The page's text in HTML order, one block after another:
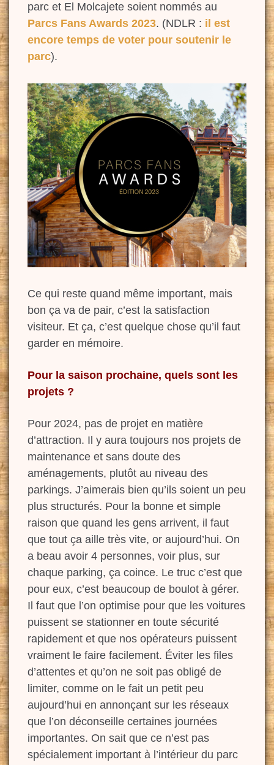
parc et El Molcajete soient nommés au
Parcs Fans Awards 2023. (NDLR : il est
encore temps de voter pour soutenir le
parc).
Ce qui reste quand même important, mais
bon ça va de pair, c’est la satisfaction
visiteur. Et ça, c’est quelque chose qu’il faut
garder en mémoire.
Pour la saison prochaine, quels sont les
projets ?
Pour 2024, pas de projet en matière
d’attraction. Il y aura toujours nos projets de
maintenance et sans doute des
aménagements, plutôt au niveau des
parkings. J’aimerais bien qu’ils soient un peu
plus structurés. Pour la bonne et simple
raison que quand les gens arrivent, il faut
que tout ça aille très vite, or aujourd’hui. On
a beau avoir 4 personnes, voir plus, sur
chaque parking, ça coince. Le truc c’est que
pour eux, c’est beaucoup de boulot à gérer.
Il faut que l’on optimise pour que les voitures
puissent se stationner en toute sécurité
rapidement et que nos opérateurs puissent
vraiment le faire facilement. Éviter les files
d’attentes et qu’on ne soit pas obligé de
limiter, comme on le fait un petit peu
aujourd’hui en annonçant sur les réseaux
que l’on déconseille certaines journées
importantes. On sait que ce n’est pas
spécialement important à l’intérieur du parc